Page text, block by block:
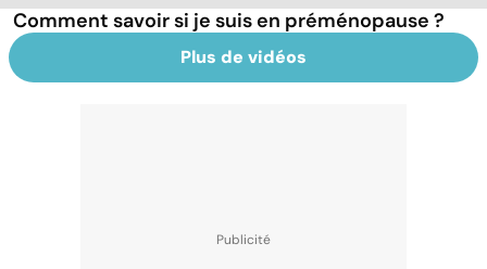
Comment savoir si je suis en préménopause ?
Plus de vidéos